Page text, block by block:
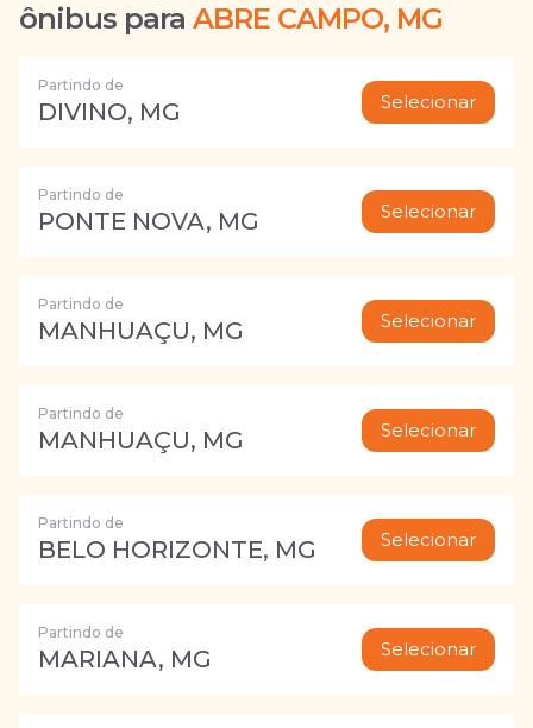
ônibus para ABRE CAMPO, MG
Partindo de
DIVINO, MG Selecionar
Partindo de
PONTE NOVA, MG Selecionar
Partindo de
MANHUAÇU, MG Selecionar
Partindo de
MANHUAÇU, MG Selecionar
Partindo de
BELO HORIZONTE, MG Selecionar
Partindo de
MARIANA, MG Selecionar